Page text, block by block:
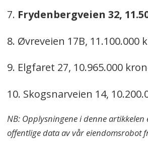
7. Frydenbergveien 32,
8. Øvreveien 17B, 11.100.000
9. Elgfaret 27, 10.965.000
10. Skogsnarveien 14,
NB: Opplysningene i denne artikkelen
offentlige data av vår eiendomsrobot